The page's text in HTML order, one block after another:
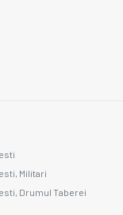
Militari
Drumul Taberei